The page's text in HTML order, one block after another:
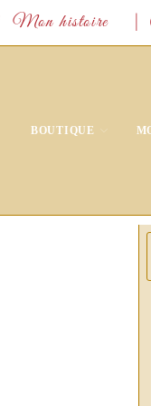
Mon histoire |
BOUTIQUE